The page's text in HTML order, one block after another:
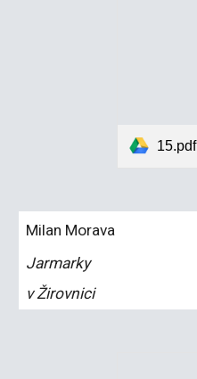
15.pdf
Milan Morava
Jarmarky
v Žirovnici